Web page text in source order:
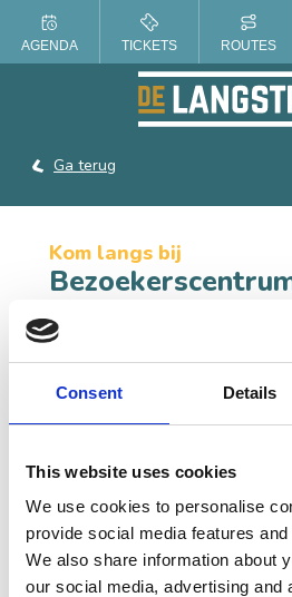
Consent Details
This website uses cookies
We use cookies to personalise
provide social media features
We also share information about
our social media, advertising and
ZOMER IN DE LANGSTRAAT
Ga terug
Kom langs bij
Toeristisch Informatiepunt
voormalige stadhuis van de
nu in gebruik als
Pelsestraat 17, 5256 AT
Bel:0416-662100|Stuur
Plan je route
AGENDA TICKETS ROUTES